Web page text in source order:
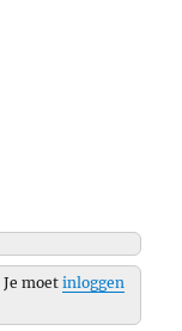
Je moet inloggen